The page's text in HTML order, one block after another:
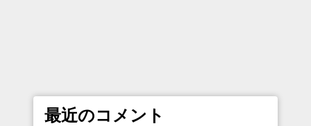
最近のコメント